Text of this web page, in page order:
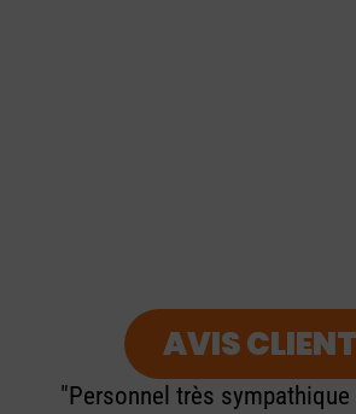
AVIS
"Personnel très sympathique